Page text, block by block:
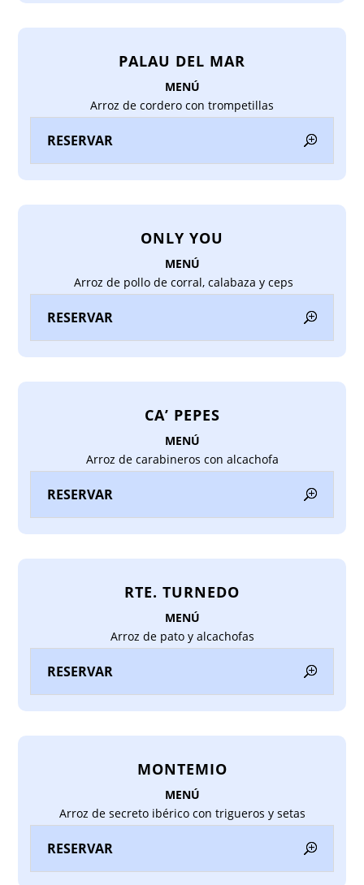
PALAU DEL MAR
MENÚ
Arroz de cordero con trompetillas
RESERVAR
ONLY YOU
MENÚ
Arroz de pollo de corral, calabaza y ceps
RESERVAR
CA’ PEPES
MENÚ
Arroz de carabineros con alcachofa
RESERVAR
RTE. TURNEDO
MENÚ
Arroz de pato y alcachofas
RESERVAR
MONTEMIO
MENÚ
Arroz de secreto ibérico con trigueros y setas
RESERVAR